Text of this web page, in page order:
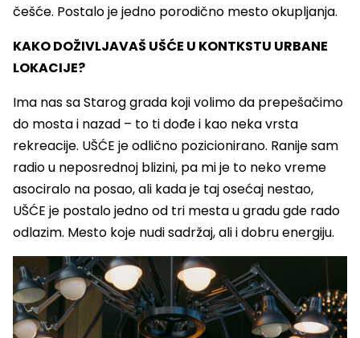
češće. Postalo je jedno porodično mesto okupljanja.
KAKO DOŽIVLJAVAŠ UŠĆE U KONTKSTU URBANE
LOKACIJE?
Ima nas sa Starog grada koji volimo da prepešačimo
do mosta i nazad – to ti dođe i kao neka vrsta
rekreacije. UŠĆE je odlično pozicionirano. Ranije sam
radio u neposrednoj blizini, pa mi je to neko vreme
asociralo na posao, ali kada je taj osećaj nestao,
UŠĆE je postalo jedno od tri mesta u gradu gde rado
odlazim. Mesto koje nudi sadržaj, ali i dobru energiju.